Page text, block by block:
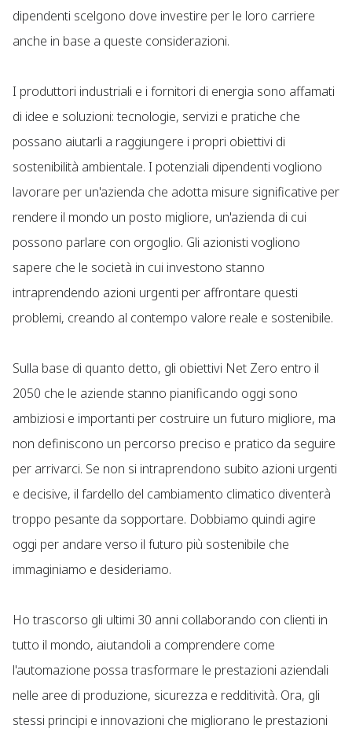
dipendenti scelgono dove investire per le loro carriere
anche in base a queste considerazioni.
I produttori industriali e i fornitori di energia sono affamati
di idee e soluzioni: tecnologie, servizi e pratiche che
possano aiutarli a raggiungere i propri obiettivi di
sostenibilità ambientale. I potenziali dipendenti vogliono
lavorare per un'azienda che adotta misure significative per
rendere il mondo un posto migliore, un'azienda di cui
possono parlare con orgoglio. Gli azionisti vogliono
sapere che le società in cui investono stanno
intraprendendo azioni urgenti per affrontare questi
problemi, creando al contempo valore reale e sostenibile.
Sulla base di quanto detto, gli obiettivi Net Zero entro il
2050 che le aziende stanno pianificando oggi sono
ambiziosi e importanti per costruire un futuro migliore, ma
non definiscono un percorso preciso e pratico da seguire
per arrivarci. Se non si intraprendono subito azioni urgenti
e decisive, il fardello del cambiamento climatico diventerà
troppo pesante da sopportare. Dobbiamo quindi agire
oggi per andare verso il futuro più sostenibile che
immaginiamo e desideriamo.
Ho trascorso gli ultimi 30 anni collaborando con clienti in
tutto il mondo, aiutandoli a comprendere come
l'automazione possa trasformare le prestazioni aziendali
nelle aree di produzione, sicurezza e redditività. Ora, gli
stessi principi e innovazioni che migliorano le prestazioni